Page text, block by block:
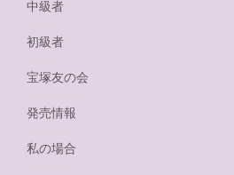
中級者
初級者
宝塚友の会
発売情報
私の場合